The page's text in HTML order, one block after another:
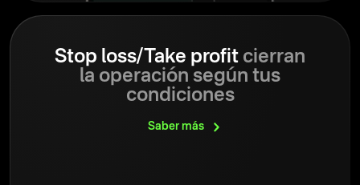
Stop loss/Take profit cierran
la operación según tus
condiciones
Sabermás